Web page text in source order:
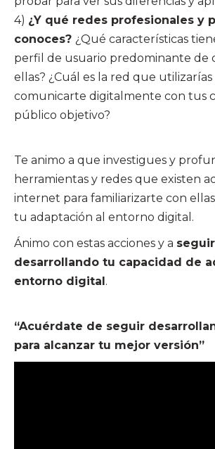
4) ¿Y qué redes profesionales y
conoces? ¿Qué características
perfil de usuario predominante de
ellas? ¿Cuál es la red que utilizarías
comunicarte digitalmente con tus
público objetivo?
Te animo a que investigues y
herramientas y redes que existen
internet para familiarizarte con
tu adaptación al entorno digital.
Ánimo con estas acciones y a seguir
desarrollando tu capacidad de
entorno digital.
“Acuérdate de seguir
para alcanzar tu mejor versión”